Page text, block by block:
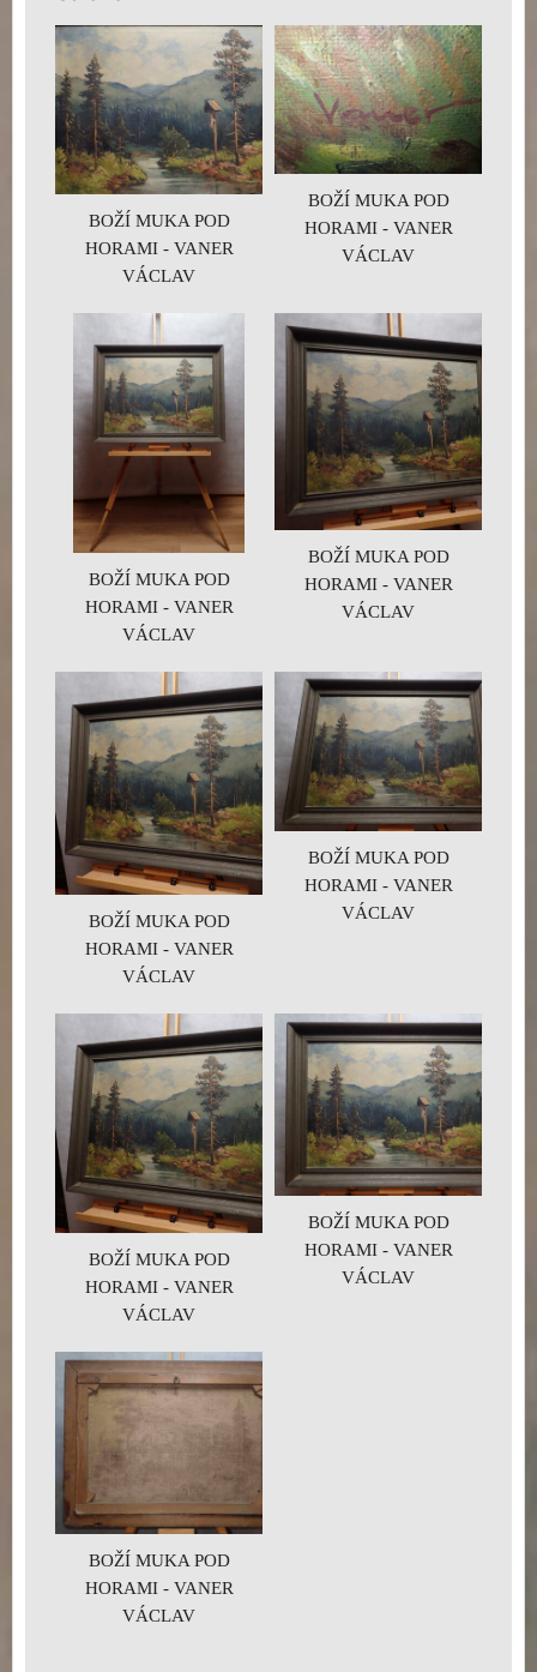
BOŽÍ MUKA POD
HORAMI - VANER
VÁCLAV
BOŽÍ MUKA POD
HORAMI - VANER
VÁCLAV
BOŽÍ MUKA POD
HORAMI - VANER
VÁCLAV
BOŽÍ MUKA POD
HORAMI - VANER
VÁCLAV
BOŽÍ MUKA POD
HORAMI - VANER
VÁCLAV
BOŽÍ MUKA POD
HORAMI - VANER
VÁCLAV
BOŽÍ MUKA POD
HORAMI - VANER
VÁCLAV
BOŽÍ MUKA POD
HORAMI - VANER
VÁCLAV
BOŽÍ MUKA POD
HORAMI - VANER
VÁCLAV